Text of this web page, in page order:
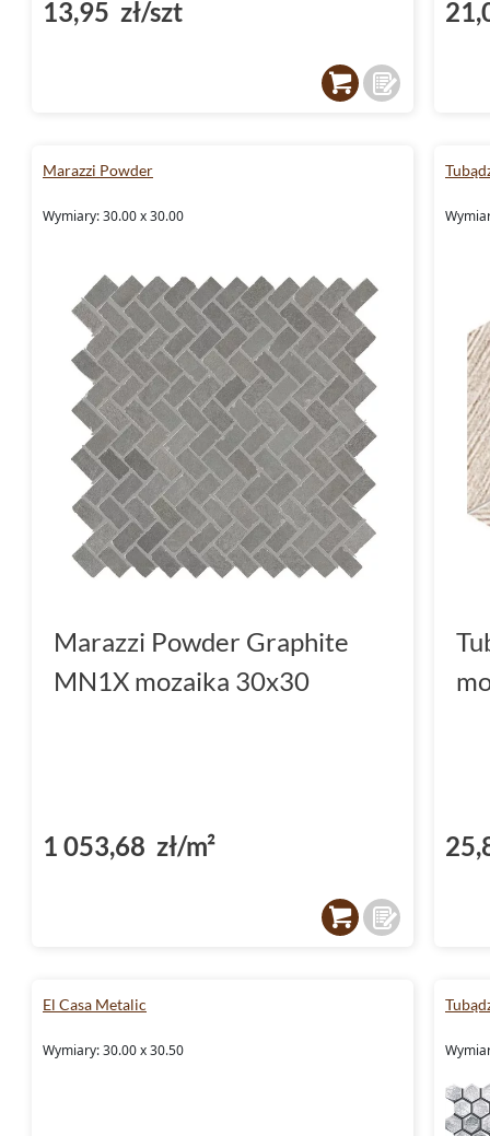
13,95 zł/szt
Marazzi Powder
Wymiary: 30.00 x 30.00
Marazzi Powder Graphite
MN1X mozaika 30x30
1 053,68 zł/m²
El Casa Metalic
Wymiary: 30.00 x 30.50